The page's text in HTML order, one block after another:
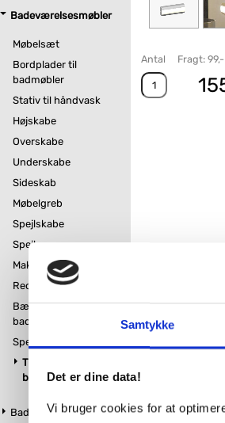
Samtykke
Det er dine data!
Vi bruger cookies for at
Badeværelsesmøbler
Møbelsæt
Bordplader til
badmøbler
Stativ til håndvask
Højskabe
Overskabe
Underskabe
Sideskab
Møbelgreb
Spejlskabe
Spejle
Makeupspejle
Reoler og tøjstativ
Bænk til
badeværelse
Spejlvarme
Tilbehør til
badeværelsesmøbler
Badeværelsestilbehør
Antal Fragt: 99,-